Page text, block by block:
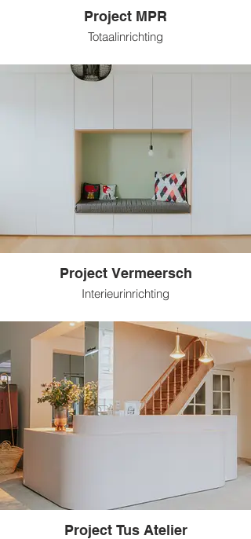
Project MPR
Totaalinrichting
Project Vermeersch
Interieurinrichting
Project Tus Atelier